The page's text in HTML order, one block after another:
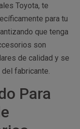
Toyota, te
para tu
que tenga
son
de calidad y se
fabricante.
Para